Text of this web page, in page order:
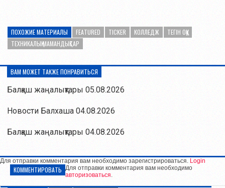
ПОХОЖИЕ МАТЕРИАЛЫ FEATURED TICKER КОЛЛЕДЖ
ТЕГІН ОҚУ
ТЕХНИКАЛЫҚ МАМАНДЫҚТАР
ВАМ МОЖЕТ ТАКЖЕ ПОНРАВИТЬСЯ
Балқаш жаңалықтары 05.08.2026
Новости Балхаша 04.08.2026
Балқаш жаңалықтары 04.08.2026
Для отправки комментария вам необходимо зарегистрироваться. Login
КОММЕНТИРОВАТЬ Для отправки комментария вам необходимо
авторизоваться.